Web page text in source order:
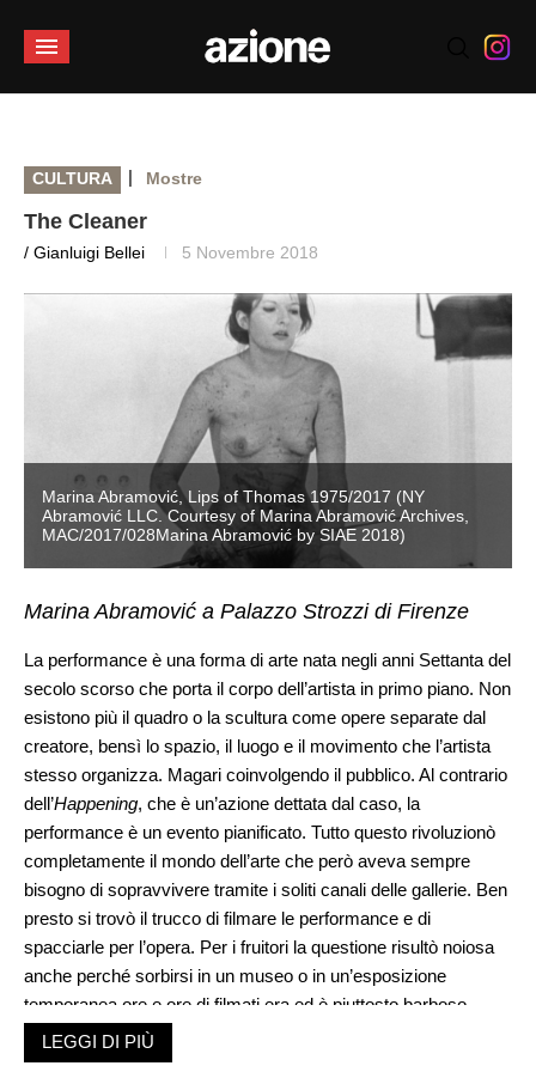
CULTURA | Mostre
The Cleaner
/ Gianluigi Bellei 5 Novembre 2018
Marina Abramović, Lips of Thomas 1975/2017 (NY
Abramović LLC. Courtesy of Marina Abramović Archives,
MAC/2017/028Marina Abramović by SIAE 2018)
Marina Abramović a Palazzo Strozzi di Firenze
La performance è una forma di arte nata negli anni Settanta del
secolo scorso che porta il corpo dell’artista in primo piano. Non
esistono più il quadro o la scultura come opere separate dal
creatore, bensì lo spazio, il luogo e il movimento che l’artista
stesso organizza. Magari coinvolgendo il pubblico. Al contrario
dell’Happening, che è un’azione dettata dal caso, la
performance è un evento pianificato. Tutto questo rivoluzionò
completamente il mondo dell’arte che però aveva sempre
bisogno di sopravvivere tramite i soliti canali delle gallerie. Ben
presto si trovò il trucco di filmare le performance e di
spacciarle per l’opera. Per i fruitori la questione risultò noiosa
anche perché sorbirsi in un museo o in un’esposizione
temporanea ore e ore di filmati era ed è piuttosto barboso.
Marina Abramović ha risolto il problema creando le re-
performance. Si tratta di una riproposizione delle vecchie
LEGGI DI PIÙ